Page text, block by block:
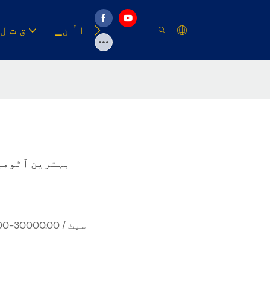
▁ق ت ل ▁ا ُ ن وسیلہ
بہترین
USD 22000.00-30000.00 / سیٹ